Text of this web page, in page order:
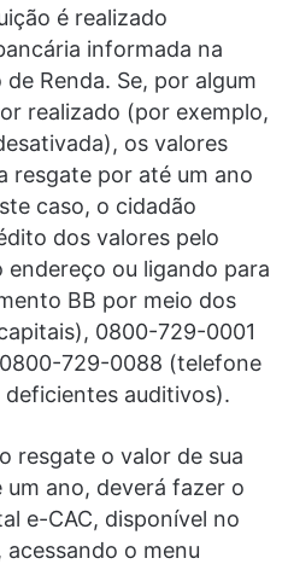
é realizado
informada na
Renda. Se, por algum
realizado (por exemplo,
os valores
resgate por até um ano
caso, o cidadão
dos valores pelo
endereço ou ligando para
BB por meio dos
0800-729-0001
729-0088 (telefone
deficientes auditivos).
resgate o valor de sua
ano, deverá fazer o
e-CAC, disponível no
acessando o menu